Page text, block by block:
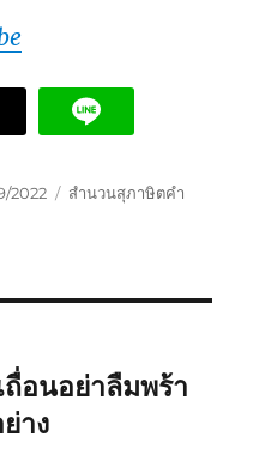
2022
สำนวนสุภาษิตคำ
ถื่อนอย่าลืมพร้า
าง